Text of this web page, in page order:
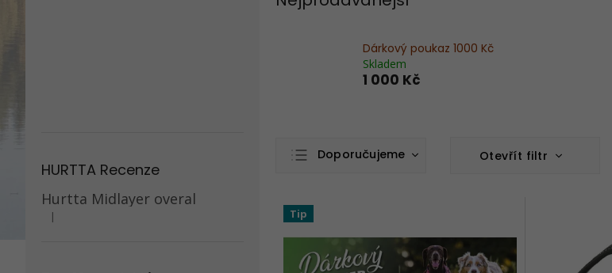
HURTTA Recenze
Hurtta Midlayer overal
Hodnocení produktu je 5 z 5 hvězdiček.
|
Dárkový poukaz 1000 Kč
Skladem
1 000 Kč
Doporučujeme
Nejprodávanější
Abecedně
Otevřít filtr
V
p
Tip